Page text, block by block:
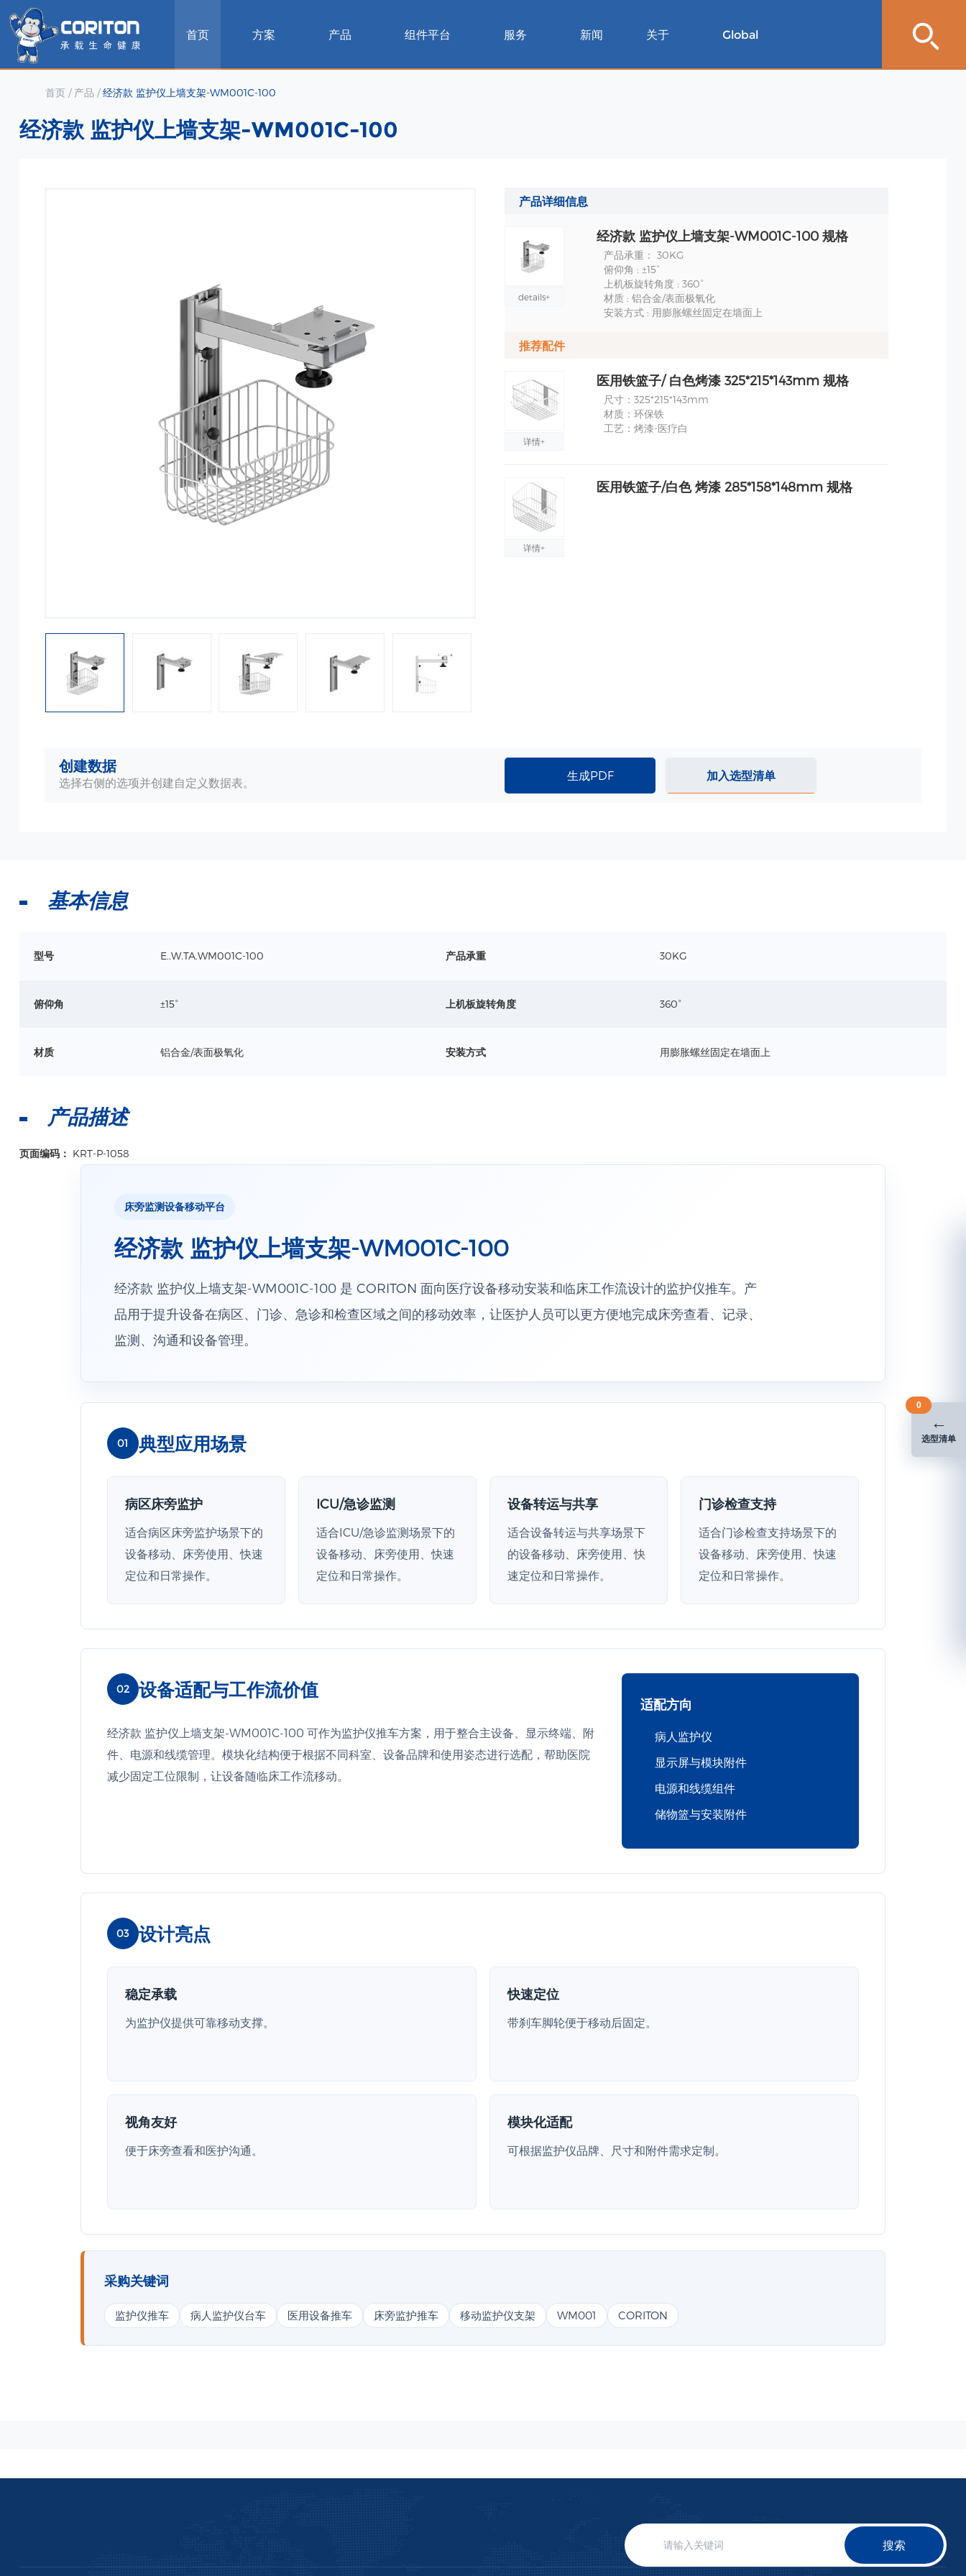
首页 方案 产品 组件平台 服务 新闻 关于 Global
首页/ 产品 /经济款 监护仪上墙支架-WM001C-100
经济款 监护仪上墙支架-WM001C-100
产品详细信息
details+
经济款 监护仪上墙支架-WM001C-100 规格
产品承重： 30KG
俯仰角 : ±15°
上机板旋转角度 : 360°
材质 : 铝合金/表面极氧化
安装方式 : 用膨胀螺丝固定在墙面上
推荐配件
详情+
医用铁篮子/ 白色烤漆 325*215*143mm 规格
尺寸：325*215*143mm
材质：环保铁
工艺：烤漆-医疗白
详情+
医用铁篮子/白色 烤漆 285*158*148mm 规格
创建数据
选择右侧的选项并创建自定义数据表。
生成PDF 加入选型清单
基本信息
型号 E..W.TA.WM001C-100 产品承重 30KG
俯仰角 ±15° 上机板旋转角度 360°
材质 铝合金/表面极氧化 安装方式 用膨胀螺丝固定在墙面上
产品描述
页面编码： KRT-P-1058
床旁监测设备移动平台
经济款 监护仪上墙支架-WM001C-100
经济款 监护仪上墙支架-WM001C-100 是 CORITON 面向医疗设备移动安装和临床工作流设计的监护仪推车。产
品用于提升设备在病区、门诊、急诊和检查区域之间的移动效率，让医护人员可以更方便地完成床旁查看、记录、
监测、沟通和设备管理。
01 典型应用场景
病区床旁监护
适合病区床旁监护场景下的
设备移动、床旁使用、快速
定位和日常操作。
ICU/急诊监测
适合ICU/急诊监测场景下的
设备移动、床旁使用、快速
定位和日常操作。
设备转运与共享
适合设备转运与共享场景下
的设备移动、床旁使用、快
速定位和日常操作。
门诊检查支持
适合门诊检查支持场景下的
设备移动、床旁使用、快速
定位和日常操作。
02 设备适配与工作流价值
经济款 监护仪上墙支架-WM001C-100 可作为监护仪推车方案，用于整合主设备、显示终端、附
件、电源和线缆管理。模块化结构便于根据不同科室、设备品牌和使用姿态进行选配，帮助医院
减少固定工位限制，让设备随临床工作流移动。
适配方向
病人监护仪
显示屏与模块附件
电源和线缆组件
储物篮与安装附件
03 设计亮点
稳定承载
为监护仪提供可靠移动支撑。
快速定位
带刹车脚轮便于移动后固定。
视角友好
便于床旁查看和医护沟通。
模块化适配
可根据监护仪品牌、尺寸和附件需求定制。
采购关键词
监护仪推车 病人监护仪台车 医用设备推车 床旁监护推车 移动监护仪支架 WM001 CORITON
搜索
←
选型清单
0